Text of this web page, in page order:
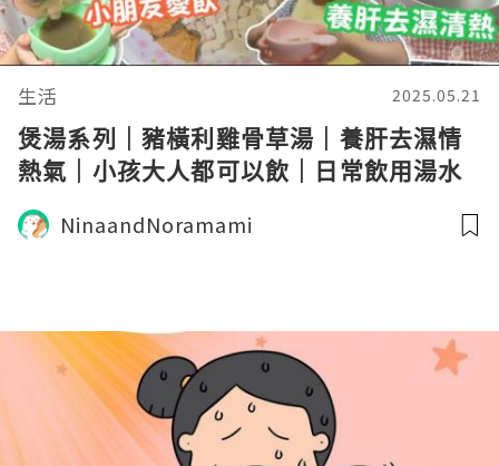
生活 2025.05.21
煲湯系列｜豬橫利雞骨草湯｜養肝去濕情
熱氣｜小孩大人都可以飲｜日常飲用湯水
NinaandNoramami